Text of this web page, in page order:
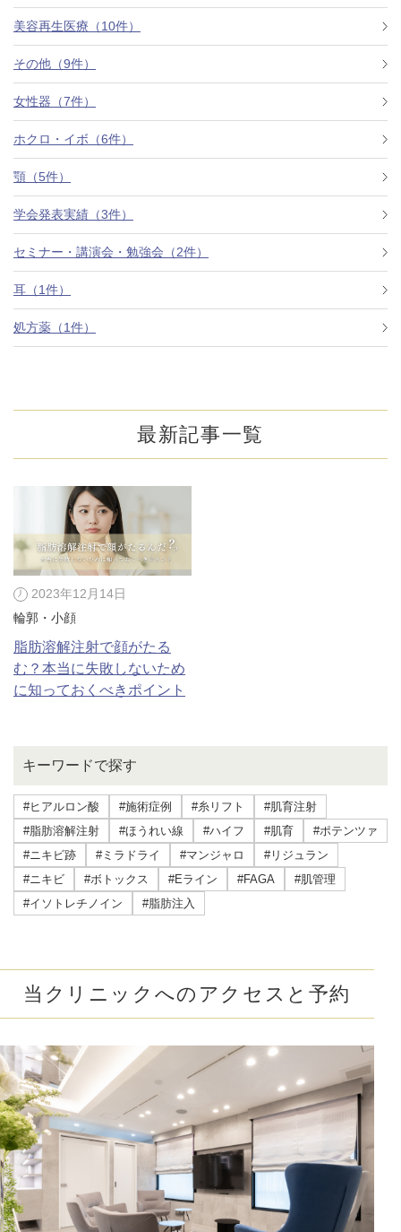
西梅田から徒歩2分
ついて
よくあるご質問
美容ブログ
美容再生医療（10件）
その他（9件）
女性器（7件）
ホクロ・イボ（6件）
顎（5件）
学会発表実績（3件）
セミナー・講演会・勉強会（2件）
耳（1件）
処方薬（1件）
キーワードで探す
#ヒアルロン酸 #施術症例 #糸リフト
#肌育注射
#脂肪溶解注射
#ほうれい線 #ハイフ #肌育
#ポテンツァ
#ニキビ跡
#ミラドライ #マンジャロ
#リジュラン
#ニキビ
#ボトックス #Eライン #FAGA
#肌管理
#イソトレチノイン
#脂肪注入
最新記事一覧
2023年12月14日
輪郭・小顔
脂肪溶解注射で顔がたる
む？本当に失敗しないため
に知っておくべきポイント
当クリニックへのアクセスと予約